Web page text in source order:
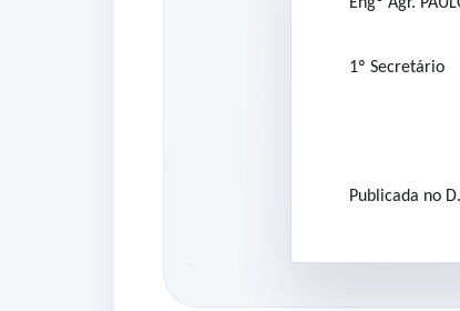
1º Secretário
Publicada no